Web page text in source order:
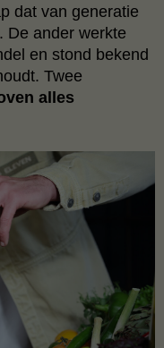
dat van generatie
De ander werkte
en stond bekend
Twee
alles